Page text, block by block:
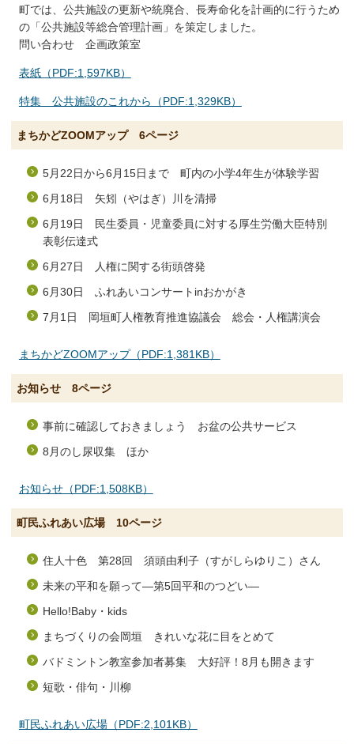
町では、公共施設の更新や統廃合、長寿命化を計画的に行うため
の「公共施設等総合管理計画」を策定しました。
問い合わせ 企画政策室
表紙（PDF:1,597KB）
特集 公共施設のこれから（PDF:1,329KB）
まちかどZOOMアップ 6ページ
5月22日から6月15日まで 町内の小学4年生が体験学習
6月18日 矢矧（やはぎ）川を清掃
6月19日 民生委員・児童委員に対する厚生労働大臣特別
表彰伝達式
6月27日 人権に関する街頭啓発
6月30日 ふれあいコンサートinおかがき
7月1日 岡垣町人権教育推進協議会 総会・人権講演会
まちかどZOOMアップ（PDF:1,381KB）
お知らせ 8ページ
事前に確認しておきましょう お盆の公共サービス
8月のし尿収集 ほか
お知らせ（PDF:1,508KB）
町民ふれあい広場 10ページ
住人十色 第28回 須頭由利子（すがしらゆりこ）さん
未来の平和を願って―第5回平和のつどい―
Hello!Baby・kids
まちづくりの会岡垣 きれいな花に目をとめて
バドミントン教室参加者募集 大好評！8月も開きます
短歌・俳句・川柳
町民ふれあい広場（PDF:2,101KB）